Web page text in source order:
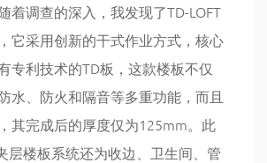
着调查的深入，我发现了TD-LOFT
它采用创新的干式作业方式，核心
专利技术的TD板，这款楼板不仅
水、防火和隔音等多重功能，而且
其完成后的厚度仅为125mm。此
层楼板系统还为收边、卫生间、管